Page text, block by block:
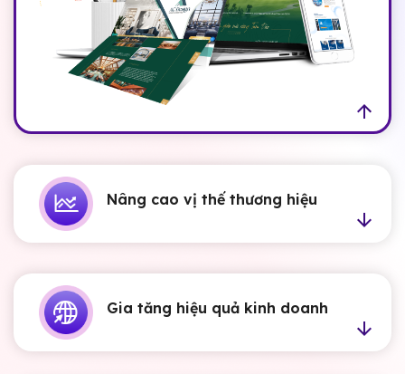
Nâng cao vị thế thương hiệu
Gia tăng hiệu quả kinh doanh